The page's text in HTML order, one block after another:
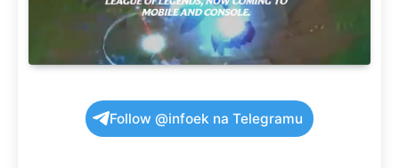
Follow @infoek na Telegramu